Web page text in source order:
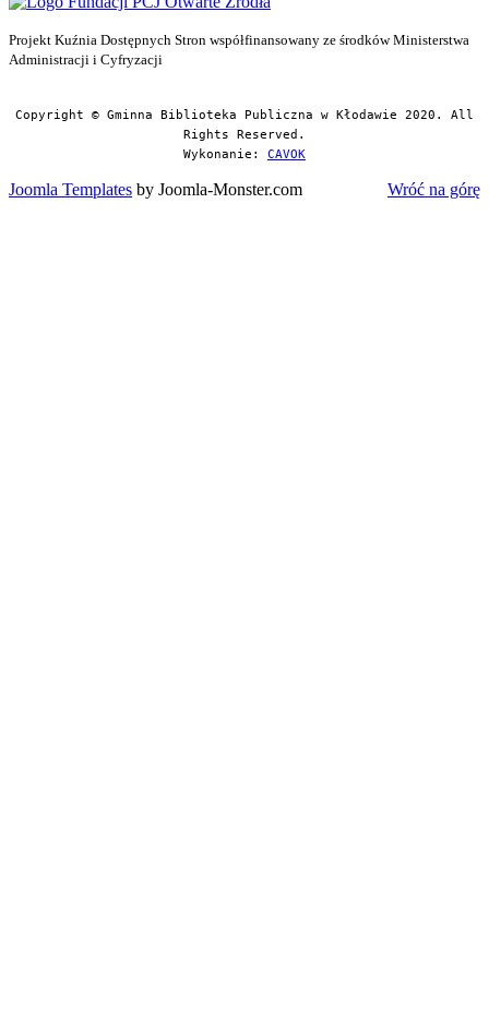
Projekt Kuźnia Dostępnych Stron współfinansowany ze środków Ministerstwa
Administracji i Cyfryzacji
Copyright © Gminna Biblioteka Publiczna w Kłodawie 2020. All
Rights Reserved.
Wykonanie: CAVOK
Joomla Templates by Joomla-Monster.com Wróć na górę